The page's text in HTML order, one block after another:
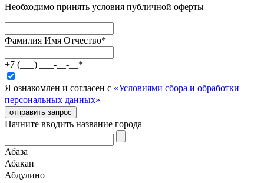
Необходимо принять условия публичной оферты
Фамилия Имя Отчество*
+7 (___) ___-__-__ *
Я ознакомлен и согласен с «Условиями сбора и обработки
персональных данных»
отправить запрос
Начните вводить название города
Абаза
Абакан
Абдулино